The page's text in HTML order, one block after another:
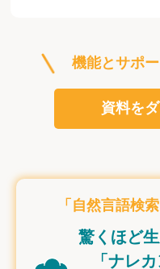
機能とサポ
資料を
「自然言語検
驚くほど
「ナレ